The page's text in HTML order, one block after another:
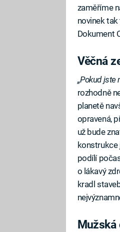
zaměříme
novinek
Dokument
Věčná
„Pokud jste
rozhodně
planetě
opravená,
už bude
konstrukce
podílí
o lákavý
kradl
Mužská